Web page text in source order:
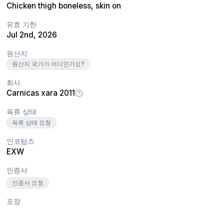
Chicken thigh boneless, skin on
유효 기한
Jul 2nd, 2026
원산지
원산지 국가가 어디인가요?
회사
Carnicas xara 2011
육류 상태
육류 상태 요청
인코텀즈
EXW
인증서
인증서 요청
포장